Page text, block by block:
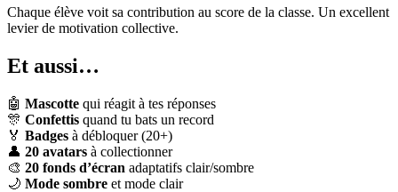
Chaque élève voit sa contribution au score de la classe. Un excellent
levier de motivation collective.
Et aussi…
🤖 Mascotte qui réagit à tes réponses
🎊 Confettis quand tu bats un record
🏅 Badges à débloquer (20+)
👤 20 avatars à collectionner
🎨 20 fonds d’écran adaptatifs clair/sombre
🌙 Mode sombre et mode clair